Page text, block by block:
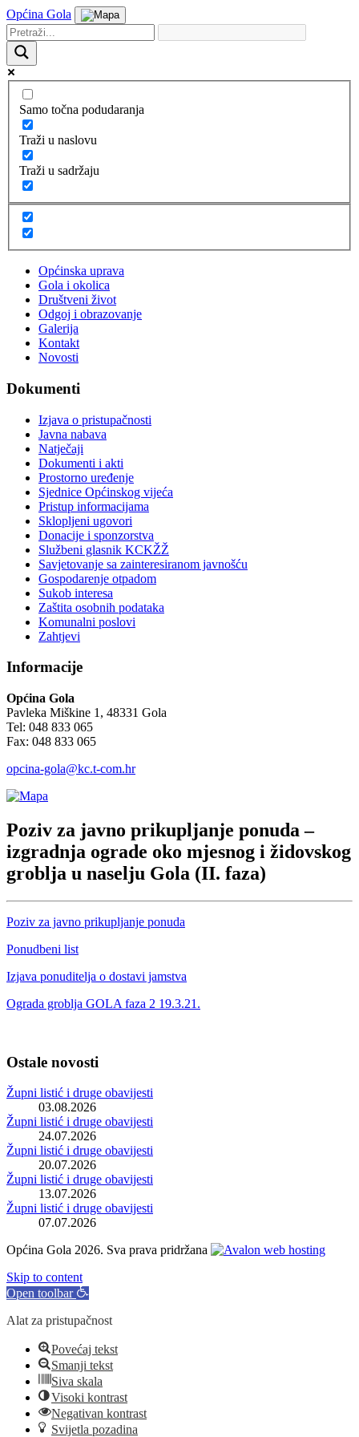
Općina Gola
Samo točna podudaranja
Traži u naslovu
Traži u sadržaju
Općinska uprava
Gola i okolica
Društveni život
Odgoj i obrazovanje
Galerija
Kontakt
Novosti
Dokumenti
Izjava o pristupačnosti
Javna nabava
Natječaji
Dokumenti i akti
Prostorno uređenje
Sjednice Općinskog vijeća
Pristup informacijama
Sklopljeni ugovori
Donacije i sponzorstva
Službeni glasnik KCKŽŽ
Savjetovanje sa zainteresiranom javnošću
Gospodarenje otpadom
Sukob interesa
Zaštita osobnih podataka
Komunalni poslovi
Zahtjevi
Informacije
Općina Gola
Pavleka Miškine 1, 48331 Gola
Tel: 048 833 065
Fax: 048 833 065
opcina-gola@kc.t-com.hr
Poziv za javno prikupljanje ponuda –
izgradnja ograde oko mjesnog i židovskog
groblja u naselju Gola (II. faza)
Poziv za javno prikupljanje ponuda
Ponudbeni list
Izjava ponuditelja o dostavi jamstva
Ograda groblja GOLA faza 2 19.3.21.
Ostale novosti
Župni listić i druge obavijesti
03.08.2026
Župni listić i druge obavijesti
24.07.2026
Župni listić i druge obavijesti
20.07.2026
Župni listić i druge obavijesti
13.07.2026
Župni listić i druge obavijesti
07.07.2026
Općina Gola 2026. Sva prava pridržana
Skip to content
Open toolbar
Alat za pristupačnost
Povećaj tekst
Smanji tekst
Siva skala
Visoki kontrast
Negativan kontrast
Svijetla pozadina